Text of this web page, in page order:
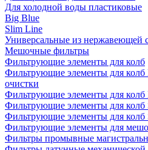
Для холодной воды пластиковые
Big Blue
Slim Line
Универсальные из нержавеющей
Мешочные фильтры
Фильтрующие элементы для колб
Фильтрующие элементы для колб
очистки
Фильтрующие элементы для колб
Фильтрующие элементы для колб
Фильтрующие элементы для колб
Фильтрующие элементы для
Фильтры промывные